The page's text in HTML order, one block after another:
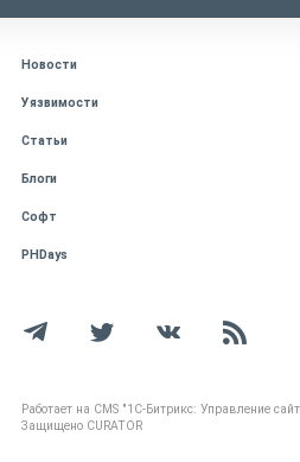
Новости
Уязвимости
Статьи
Блоги
Софт
PHDays
Работает на CMS "1С-Битрикс: Управление
Защищено CURATOR